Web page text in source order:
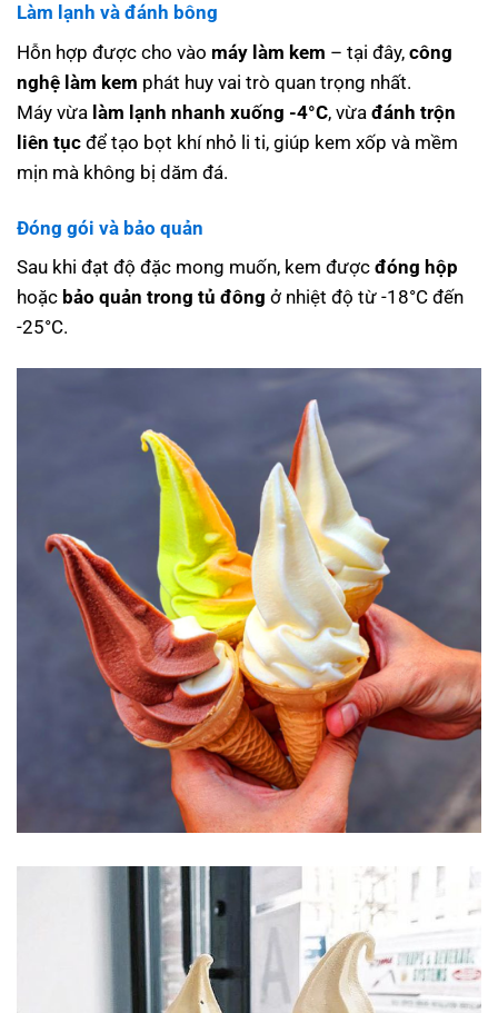
Làm lạnh và đánh bông
Hỗn hợp được cho vào máy làm kem – tại đây, công
nghệ làm kem phát huy vai trò quan trọng nhất.
Máy vừa làm lạnh nhanh xuống -4°C, vừa đánh trộn
liên tục để tạo bọt khí nhỏ li ti, giúp kem xốp và mềm
mịn mà không bị dăm đá.
Đóng gói và bảo quản
Sau khi đạt độ đặc mong muốn, kem được đóng hộp
hoặc bảo quản trong tủ đông ở nhiệt độ từ -18°C đến
-25°C.